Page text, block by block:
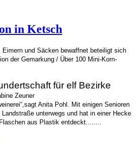
in Ketsch
und Säcken bewaffnet beteiligt sich
der Gemarkung / Über 100 Mini-Korn-
für elf Bezirke
Zeuner
Anita Pohl. Mit einigen Senioren
unterwegs und hat in einer Hecke
aus Plastik entdeckt........